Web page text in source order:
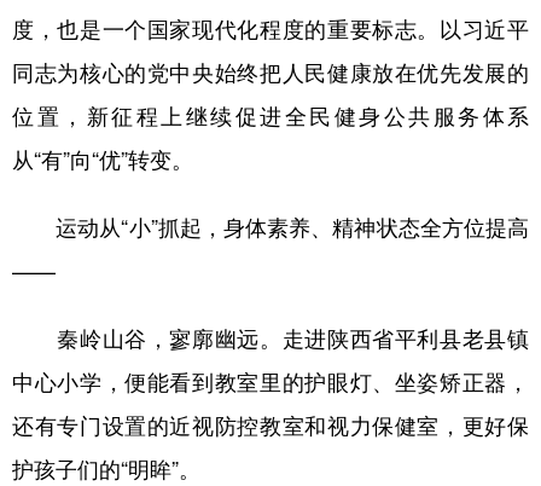
度，也是一个国家现代化程度的重要标志。以习近平
同志为核心的党中央始终把人民健康放在优先发展的
位置，新征程上继续促进全民健身公共服务体系
从“有”向“优”转变。
运动从“小”抓起，身体素养、精神状态全方位提高
——
秦岭山谷，寥廓幽远。走进陕西省平利县老县镇
中心小学，便能看到教室里的护眼灯、坐姿矫正器，
还有专门设置的近视防控教室和视力保健室，更好保
护孩子们的“明眸”。